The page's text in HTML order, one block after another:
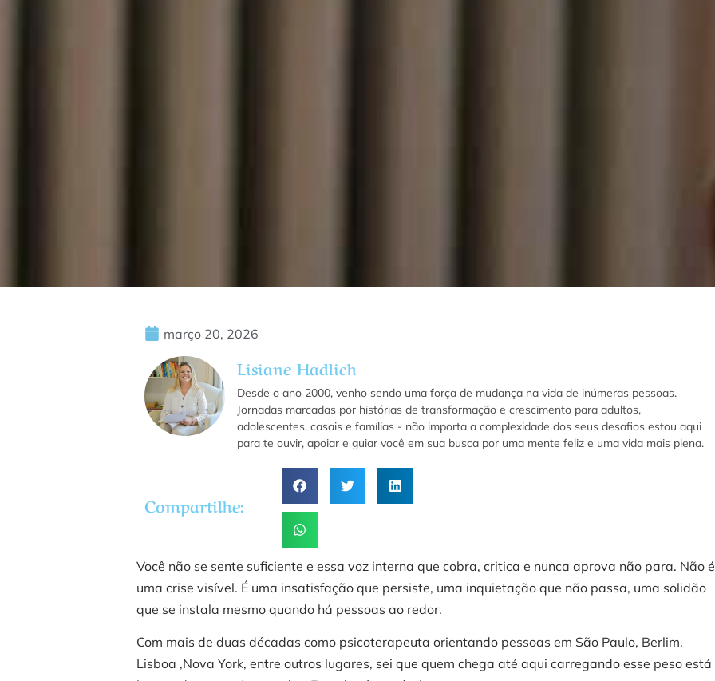
março 20, 2026
Lisiane Hadlich
Desde o ano 2000, venho sendo uma força de mudança na vida de inúmeras pessoas.
Jornadas marcadas por histórias de transformação e crescimento para adultos,
adolescentes, casais e famílias - não importa a complexidade dos seus desafios estou aqui
para te ouvir, apoiar e guiar você em sua busca por uma mente feliz e uma vida mais plena.
Compartilhe:
Você não se sente suficiente e essa voz interna que cobra, critica e nunca aprova não para. Não é
uma crise visível. É uma insatisfação que persiste, uma inquietação que não passa, uma solidão
que se instala mesmo quando há pessoas ao redor.
Com mais de duas décadas como psicoterapeuta orientando pessoas em São Paulo, Berlim,
Lisboa ,Nova York, entre outros lugares, sei que quem chega até aqui carregando esse peso está